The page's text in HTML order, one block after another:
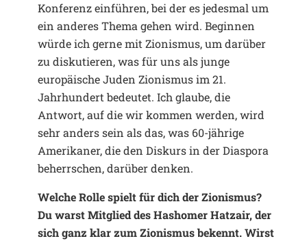
Konferenz einführen, bei der es jedesmal um
ein anderes Thema gehen wird. Beginnen
würde ich gerne mit Zionismus, um darüber
zu diskutieren, was für uns als junge
europäische Juden Zionismus im 21.
Jahrhundert bedeutet. Ich glaube, die
Antwort, auf die wir kommen werden, wird
sehr anders sein als das, was 60-jährige
Amerikaner, die den Diskurs in der Diaspora
beherrschen, darüber denken.
Welche Rolle spielt für dich der Zionismus?
Du warst Mitglied des Hashomer Hatzair, der
sich ganz klar zum Zionismus bekennt. Wirst